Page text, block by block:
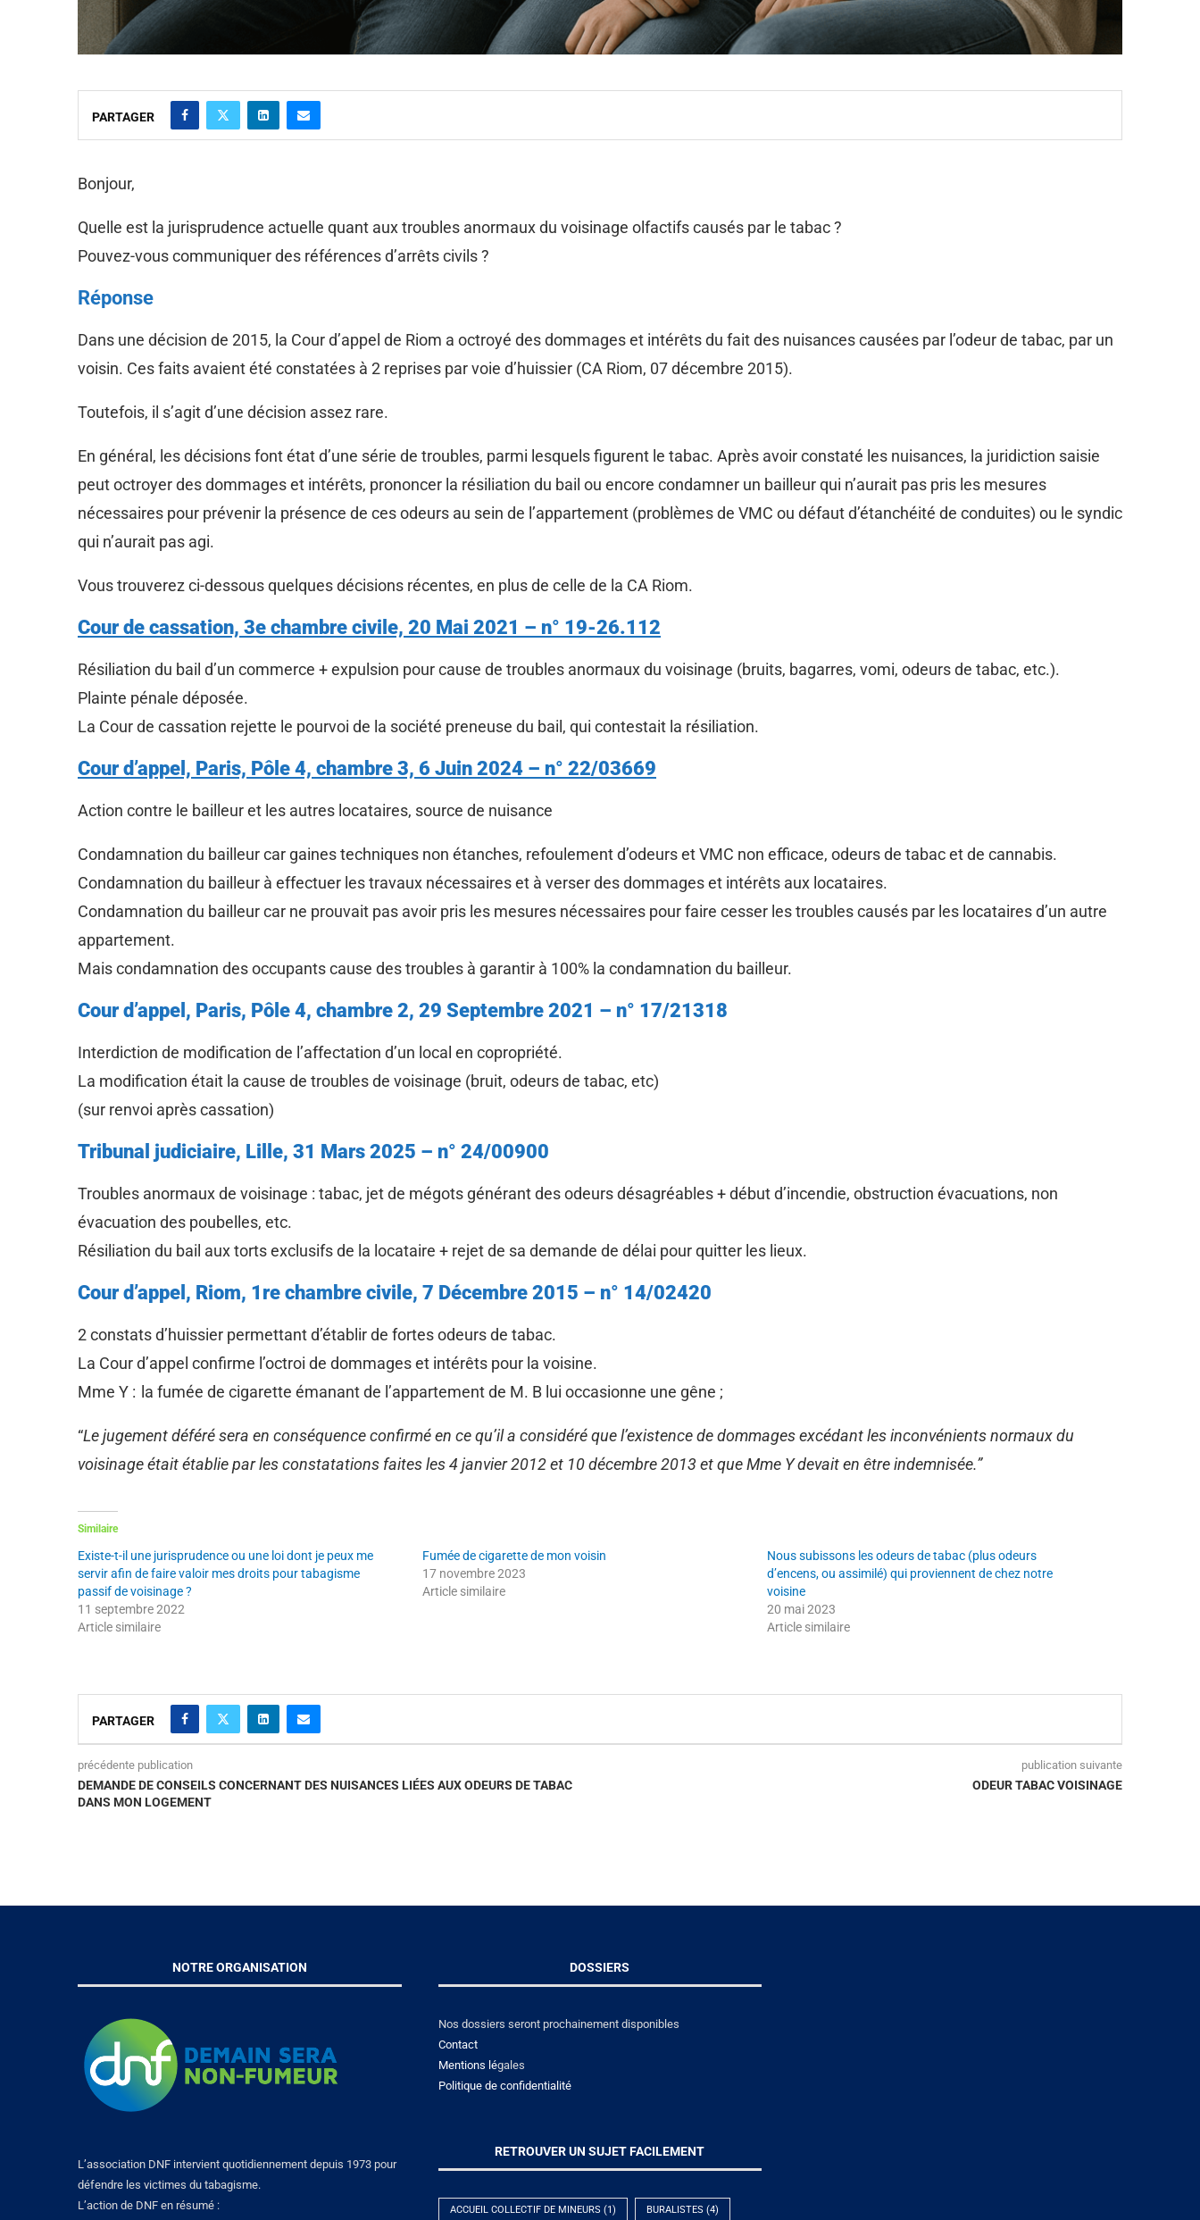
PARTAGER
Bonjour,
Quelle est la jurisprudence actuelle quant aux troubles anormaux du voisinage olfactifs causés par le tabac ?
Pouvez-vous communiquer des références d’arrêts civils ?
Réponse
Dans une décision de 2015, la Cour d’appel de Riom a octroyé des dommages et intérêts du fait des nuisances causées par l’odeur de tabac, par un
voisin. Ces faits avaient été constatées à 2 reprises par voie d’huissier (CA Riom, 07 décembre 2015).
Toutefois, il s’agit d’une décision assez rare.
En général, les décisions font état d’une série de troubles, parmi lesquels figurent le tabac. Après avoir constaté les nuisances, la juridiction saisie
peut octroyer des dommages et intérêts, prononcer la résiliation du bail ou encore condamner un bailleur qui n’aurait pas pris les mesures
nécessaires pour prévenir la présence de ces odeurs au sein de l’appartement (problèmes de VMC ou défaut d’étanchéité de conduites) ou le syndic
qui n’aurait pas agi.
Vous trouverez ci-dessous quelques décisions récentes, en plus de celle de la CA Riom.
Cour de cassation, 3e chambre civile, 20 Mai 2021 – n° 19-26.112
Résiliation du bail d’un commerce + expulsion pour cause de troubles anormaux du voisinage (bruits, bagarres, vomi, odeurs de tabac, etc.).
Plainte pénale déposée.
La Cour de cassation rejette le pourvoi de la société preneuse du bail, qui contestait la résiliation.
Cour d’appel, Paris, Pôle 4, chambre 3, 6 Juin 2024 – n° 22/03669
Action contre le bailleur et les autres locataires, source de nuisance
Condamnation du bailleur car gaines techniques non étanches, refoulement d’odeurs et VMC non efficace, odeurs de tabac et de cannabis.
Condamnation du bailleur à effectuer les travaux nécessaires et à verser des dommages et intérêts aux locataires.
Condamnation du bailleur car ne prouvait pas avoir pris les mesures nécessaires pour faire cesser les troubles causés par les locataires d’un autre
appartement.
Mais condamnation des occupants cause des troubles à garantir à 100% la condamnation du bailleur.
Cour d’appel, Paris, Pôle 4, chambre 2, 29 Septembre 2021 – n° 17/21318
Interdiction de modification de l’affectation d’un local en copropriété.
La modification était la cause de troubles de voisinage (bruit, odeurs de tabac, etc)
(sur renvoi après cassation)
Tribunal judiciaire, Lille, 31 Mars 2025 – n° 24/00900
Troubles anormaux de voisinage : tabac, jet de mégots générant des odeurs désagréables + début d’incendie, obstruction évacuations, non
évacuation des poubelles, etc.
Résiliation du bail aux torts exclusifs de la locataire + rejet de sa demande de délai pour quitter les lieux.
Cour d’appel, Riom, 1re chambre civile, 7 Décembre 2015 – n° 14/02420
2 constats d’huissier permettant d’établir de fortes odeurs de tabac.
La Cour d’appel confirme l’octroi de dommages et intérêts pour la voisine.
Mme Y : la fumée de cigarette émanant de l’appartement de M. B lui occasionne une gêne ;
“Le jugement déféré sera en conséquence confirmé en ce qu’il a considéré que l’existence de dommages excédant les inconvénients normaux du
voisinage était établie par les constatations faites les 4 janvier 2012 et 10 décembre 2013 et que Mme Y devait en être indemnisée.”
Similaire
Existe-t-il une jurisprudence ou une loi dont je peux me
servir afin de faire valoir mes droits pour tabagisme
passif de voisinage ?
11 septembre 2022
Article similaire
Fumée de cigarette de mon voisin
17 novembre 2023
Article similaire
Nous subissons les odeurs de tabac (plus odeurs
d’encens, ou assimilé) qui proviennent de chez notre
voisine
20 mai 2023
Article similaire
PARTAGER
précédente publication
DEMANDE DE CONSEILS CONCERNANT DES NUISANCES LIÉES AUX ODEURS DE TABAC
DANS MON LOGEMENT
publication suivante
ODEUR TABAC VOISINAGE
NOTRE ORGANISATION
L’association DNF intervient quotidiennement depuis 1973 pour
défendre les victimes du tabagisme.
L’action de DNF en résumé :
DOSSIERS
Nos dossiers seront prochainement disponibles
Contact
Mentions légales
Politique de confidentialité
RETROUVER UN SUJET FACILEMENT
ACCUEIL COLLECTIF DE MINEURS (1) BURALISTES (4)